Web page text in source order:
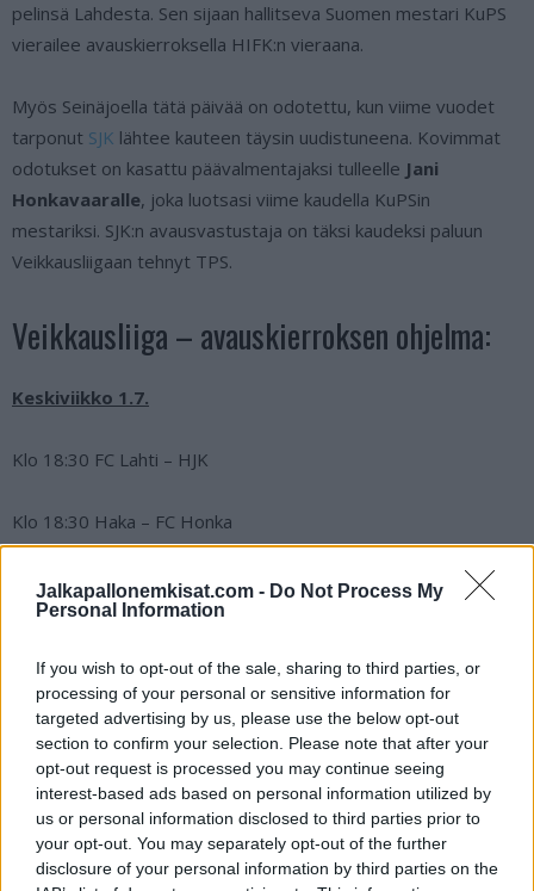
Jalkapallonemkisat.com - Do Not Process My
Personal Information
If you wish to opt-out of the sale, sharing to third parties, or
processing of your personal or sensitive information for
targeted advertising by us, please use the below opt-out
section to confirm your selection. Please note that after your
opt-out request is processed you may continue seeing
interest-based ads based on personal information utilized by
us or personal information disclosed to third parties prior to
your opt-out. You may separately opt-out of the further
disclosure of your personal information by third parties on the
pelinsä Lahdesta. Sen sijaan hallitseva Suomen mestari KuPS
vierailee avauskierroksella HIFK:n vieraana.
Myös Seinäjoella tätä päivää on odotettu, kun viime vuodet
tarponut SJK lähtee kauteen täysin uudistuneena. Kovimmat
odotukset on kasattu päävalmentajaksi tulleelle Jani
Honkavaaralle, joka luotsasi viime kaudella KuPSin
mestariksi. SJK:n avausvastustaja on täksi kaudeksi paluun
Veikkausliigaan tehnyt TPS.
Veikkausliiga – avauskierroksen ohjelma:
Keskiviikko 1.7.
Klo 18:30 FC Lahti – HJK
Klo 18:30 Haka – FC Honka
Klo 18:30 HIFK – KuPS
Klo 18:30 SJK – TPS
Torstai 2.7.
Klo 18:o0 FC Inter – RoPS